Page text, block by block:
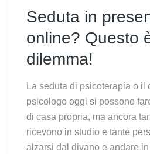
Seduta in
online? Questo
dilemma!
La seduta di psicoterapia o il
psicologo oggi si possono
di casa propria, ma ancora
ricevono in studio e tante
alzarsi dal divano e andare